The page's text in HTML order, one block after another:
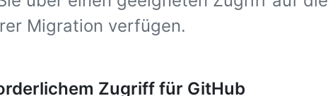
Migration verfügen.
Zugriff für GitHub